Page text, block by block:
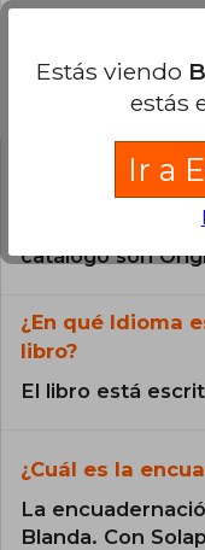
Preguntas
¿El libro es
Todos los libros
catálogo son
¿En qué Idioma
libro?
El libro está
¿Cuál es la
La
Blanda. Con
Estás viendo
estás
Ir a